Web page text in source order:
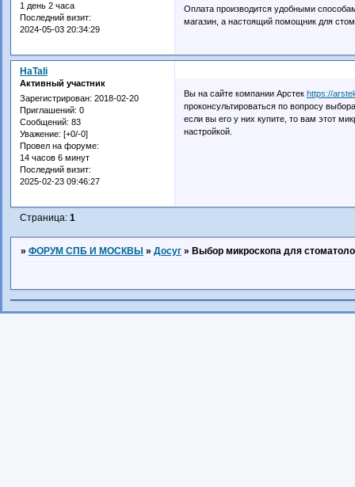
1 день 2 часа
Последний визит:
2024-05-03 20:34:29
Оплата производится удобными
магазин, а настоящий помощник для
HaTali
Активный участник
Зарегистрирован: 2018-02-20
Приглашений: 0
Сообщений: 83
Уважение: [+0/-0]
Провел на форуме:
14 часов 6 минут
Последний визит:
2025-02-23 09:46:27
Вы на сайте компании Арстек https://
проконсультироваться по вопросу
если вы его у них купите, то вам этот
настройкой.
Страница: 1
» ФОРУМ СПБ И МОСКВЫ » Досуг » Выбор микроскопа для